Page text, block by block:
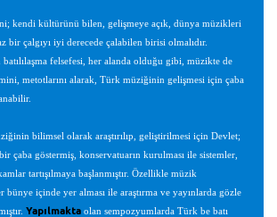
kendi kültürünü bilen, gelişmeye açık, dünya müzikleri
bir çalgıyı iyi derecede çalabilen birisi olmalıdır.
felsefesi, her alanda olduğu gibi, müzikte de
metotlarını alarak, Türk müziğinin gelişmesi için çaba
bilimsel olarak araştırılıp, geliştirilmesi için Devlet;
çaba göstermiş, konservatuarın kurulması ile sistemler,
tartışılmaya başlanmıştır. Özellikle müzik
içinde yer alması ile araştırma ve yayınlarda gözle
Yapılmakta olan sempozyumlarda Türk be batı